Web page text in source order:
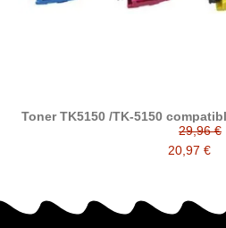
Toner TK5150 /TK-5150
/ 1T02NSCNL0 /
29,96 €
20,97 €